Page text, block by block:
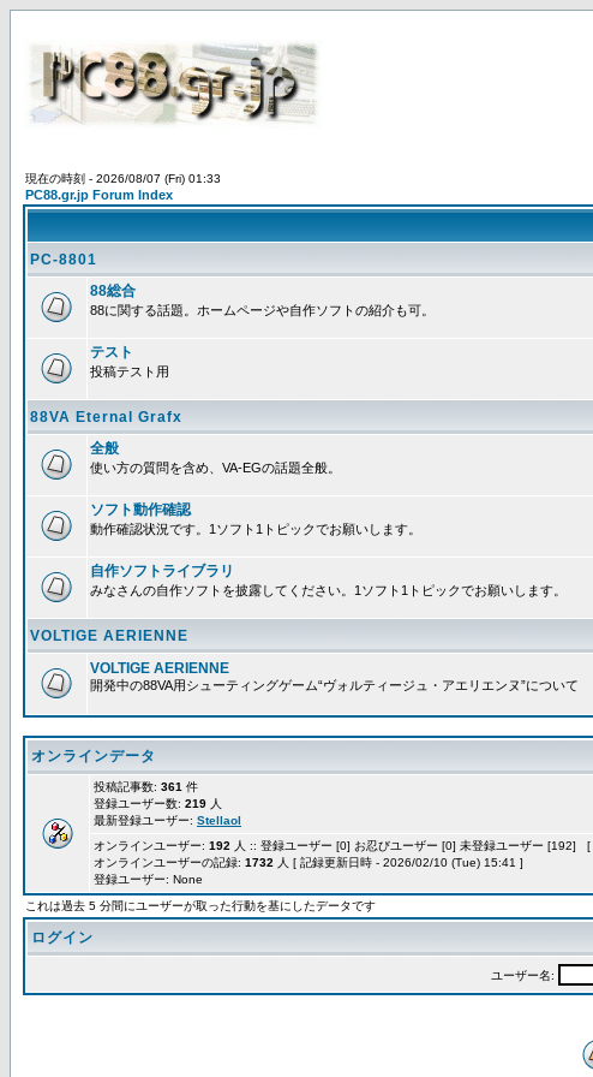
現在の時刻 - 2026/08/07 (Fri) 01:33
PC88.gr.jp Forum Index
PC-8801
88総合
88に関する話題。ホームページや自作ソフトの紹介も可。
テスト
投稿テスト用
88VA Eternal Grafx
全般
使い方の質問を含め、VA-EGの話題全般。
ソフト動作確認
動作確認状況です。1ソフト1トピックでお願いします。
自作ソフトライブラリ
みなさんの自作ソフトを披露してください。1ソフト1トピックでお願いします。
VOLTIGE AERIENNE
VOLTIGE AERIENNE
開発中の88VA用シューティングゲーム“ヴォルティージュ・アエリエンヌ”について
オンラインデータ
投稿記事数: 361 件
登録ユーザー数: 219 人
最新登録ユーザー: Stellaol
オンラインユーザー: 192 人 :: 登録ユーザー [0] お忍びユーザー [0] 未登録ユーザー [192] [
オンラインユーザーの記録: 1732 人 [ 記録更新日時 - 2026/02/10 (Tue) 15:41 ]
登録ユーザー: None
これは過去 5 分間にユーザーが取った行動を基にしたデータです
ログイン
ユーザー名: